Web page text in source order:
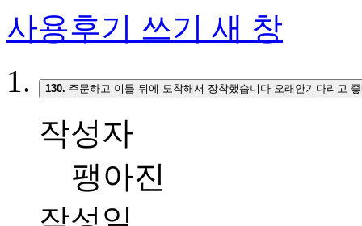
사용후기 쓰기 새 창
130. 주문하고 이틀 뒤에 도착해서 장착했습니다 오래안기다리고
작성자
팽아진